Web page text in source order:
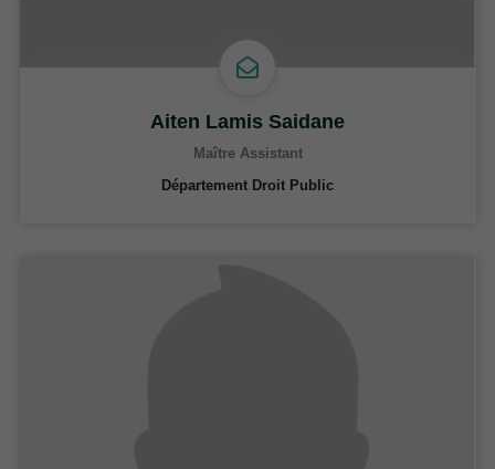
Aiten Lamis Saidane
Maître Assistant
Département Droit Public